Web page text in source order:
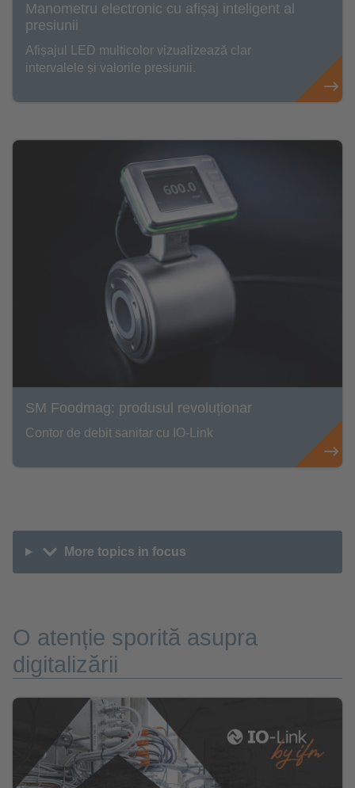
Manometru electronic cu afișaj inteligent al
presiunii
Afișajul LED multicolor vizualizează clar
intervalele și valorile presiunii.
SM Foodmag: produsul revoluționar
Contor de debit sanitar cu IO-Link
More topics in focus
O atenție sporită asupra
digitalizării